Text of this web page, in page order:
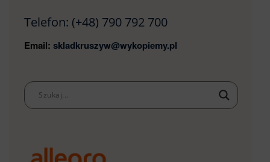
Telefon: (+48) 790 792 700
Email: skladkruszyw@wykopiemy.pl